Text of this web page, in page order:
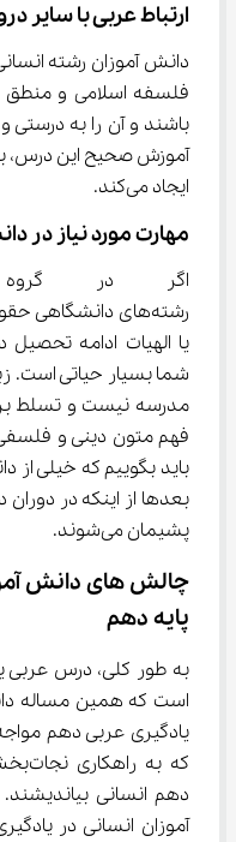
ارتباط عربی با سایر
دانش آموزان رشته
فلسفه اسلامی و منطق
باشند و آن را به درستی
آموزش صحیح این درس،
ایجاد می‌کند.
مهارت مورد نیاز در
اگر در
رشته‌های
یا الهیات ادامه
شما بسیار حیاتی است.
فهم متون دینی و
باید بگوییم که خیلی از
پشیمان می‌شوند.
چالش های دانش
پایه دهم
به طور کلی، درس عربی
است که همین مساله
که
آموزان انسانی در